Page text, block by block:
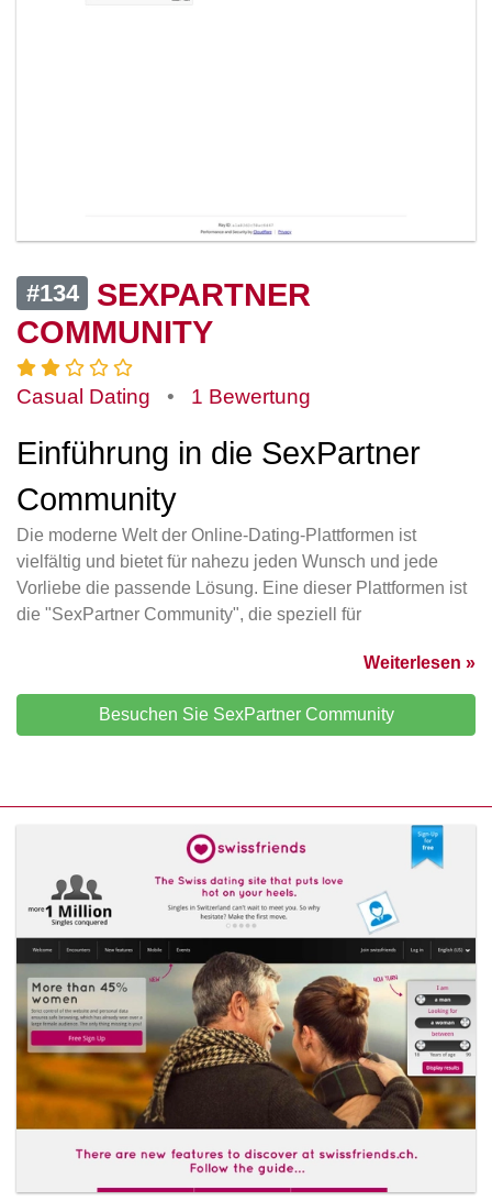
#134
SEXPARTNER
COMMUNITY
Casual Dating • 1 Bewertung
Einführung in die SexPartner
Community
Die moderne Welt der Online-Dating-Plattformen ist
vielfältig und bietet für nahezu jeden Wunsch und jede
Vorliebe die passende Lösung. Eine dieser Plattformen ist
die "SexPartner Community", die speziell für
Weiterlesen »
Besuchen Sie SexPartner Community